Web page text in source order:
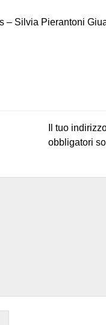
– Silvia Pierantoni
Il tuo
obbligatori